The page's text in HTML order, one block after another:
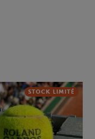
STOCK LIMITÉ